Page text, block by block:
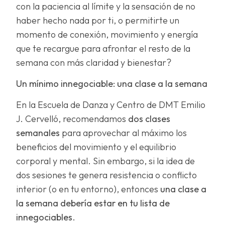
con la paciencia al límite y la sensación de no
haber hecho nada por ti, o permitirte un
momento de conexión, movimiento y energía
que te recargue para afrontar el resto de la
semana con más claridad y bienestar?
Un mínimo innegociable: una clase a la semana
En la Escuela de Danza y Centro de DMT Emilio
J. Cervelló, recomendamos dos clases
semanales para aprovechar al máximo los
beneficios del movimiento y el equilibrio
corporal y mental. Sin embargo, si la idea de
dos sesiones te genera resistencia o conflicto
interior (o en tu entorno), entonces una clase a
la semana debería estar en tu lista de
innegociables.